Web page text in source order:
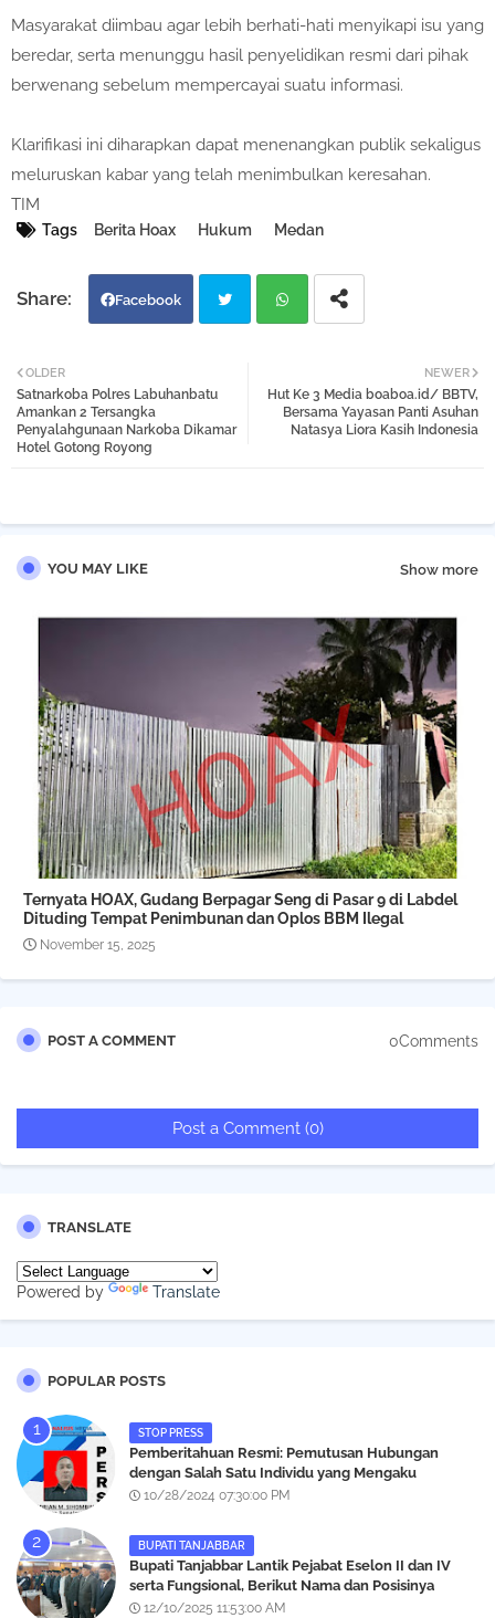
Masyarakat diimbau agar lebih berhati-hati menyikapi isu yang
beredar, serta menunggu hasil penyelidikan resmi dari pihak
berwenang sebelum mempercayai suatu informasi.
Klarifikasi ini diharapkan dapat menenangkan publik sekaligus
meluruskan kabar yang telah menimbulkan keresahan.
TIM
Tags Berita Hoax Hukum Medan
Facebook
tter atsa
NEWER
Hut Ke 3 Media boaboa.id/ BBTV,
Bersama Yayasan Panti Asuhan
Natasya Liora Kasih Indonesia
OLDER
Satnarkoba Polres Labuhanbatu
Amankan 2 Tersangka
Penyalahgunaan Narkoba Dikamar
Hotel Gotong Royong
YOU MAY LIKE Show more
Ternyata HOAX, Gudang Berpagar Seng di Pasar 9 di Labdel
Dituding Tempat Penimbunan dan Oplos BBM Ilegal
November 15, 2025
POST A COMMENT 0Comments
Post a Comment (0)
TRANSLATE
Powered by Translate
POPULAR POSTS
STOP PRESS
Pemberitahuan Resmi: Pemutusan Hubungan
dengan Salah Satu Individu yang Mengaku
Wartawan Analisismedia.com
10/28/2024 07:30:00 PM
BUPATI TANJABBAR
‎Bupati Tanjabbar Lantik Pejabat Eselon II dan IV
serta Fungsional, Berikut Nama dan Posisinya
12/10/2025 11:53:00 AM